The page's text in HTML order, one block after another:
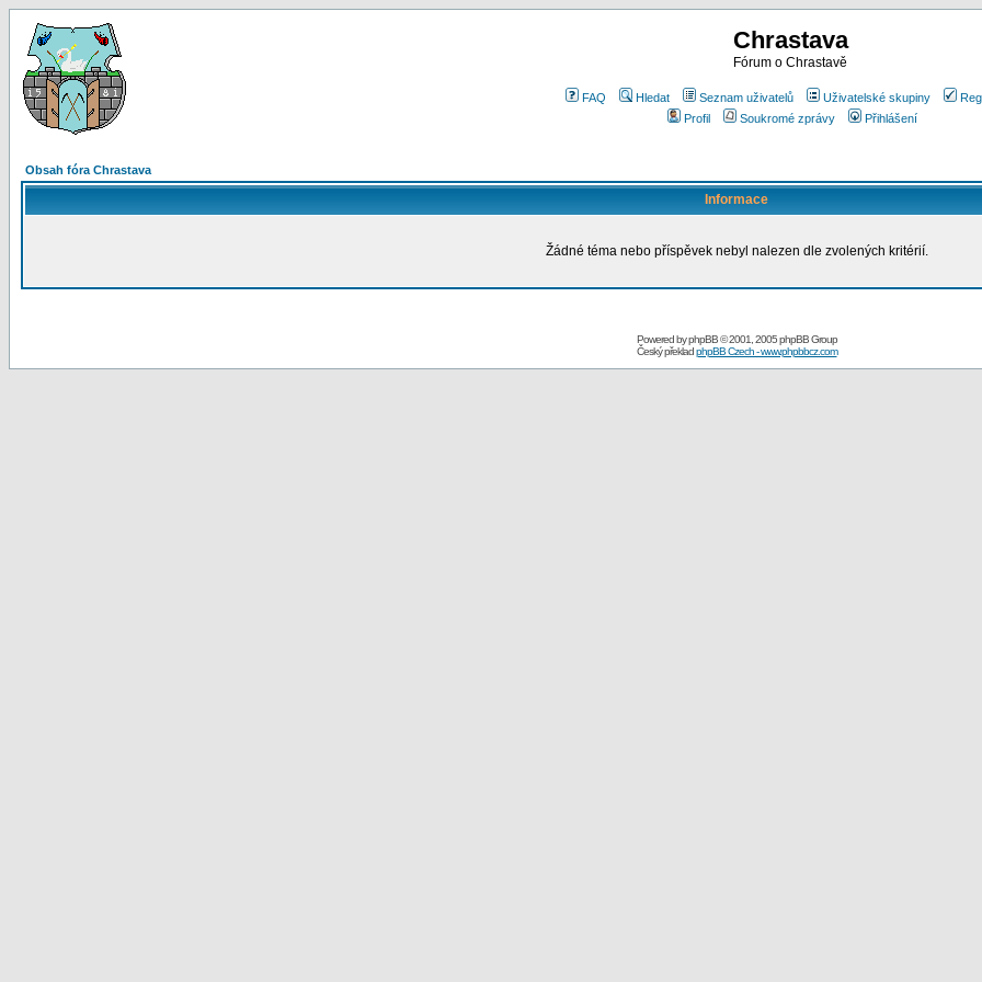
Chrastava
Fórum o Chrastavě
FAQ Hledat Seznam uživatelů Uživatelské skupiny
Profil
Soukromé zprávy Přihlášení
Obsah fóra Chrastava
Informace
Žádné téma nebo příspěvek nebyl nalezen dle zvolených kritérií.
Powered byphpBB© 2001, 2005 phpBB Group
Český překladphpBB Czech - www.phpbbcz.com